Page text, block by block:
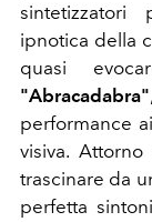
sintetizzatori
ipnotica della
quasi
"Abracadabra"
performance
visiva.
trascinare da
perfetta